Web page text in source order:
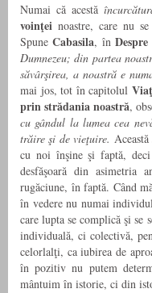
Numai că acestă
voinţei noastre, care nu
SpuneCabasila, în
Dumnezeu; din partea
săvârşirea, a noastră e
mai jos, tot în capitolul
prin strădania noastră,
cu gândul la lumea cea
trăire şi de vieţuire. Această
cu noi înşine şi faptă,
desfăşoară din asimetria
rugăciune, în faptă. Când
în vedere nu numai
care lupta se complică şi se
individuală, ci colectivă,
celorlalţi, ca iubirea de
în pozitiv nu putem
mântuim în istorie, ci din